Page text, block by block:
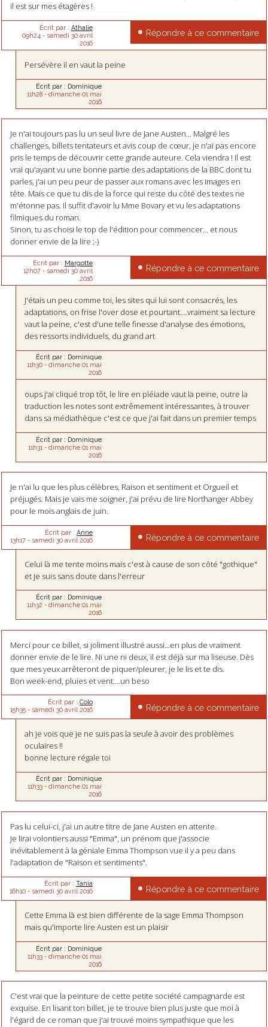
il est sur mes étagères !
Écrit par : Athalie
09h24 - samedi 30 avril
2016
Répondre à ce commentaire
Persévère il en vaut la peine
Écrit par : Dominique
11h28- dimanche 01 mai
2016
Je n'ai toujours pas lu un seul livre de Jane Austen... Malgré les
challenges, billets tentateurs et avis coup de cœur, je n'ai pas encore
pris le temps de découvrir cette grande auteure. Cela viendra ! Il est
vrai qu'ayant vu une bonne partie des adaptations de la BBC dont tu
parles, j'ai un peu peur de passer aux romans avec les images en
tête. Mais ce que tu dis de la force qui reste du côté des textes ne
m'étonne pas. Il suffit d'avoir lu Mme Bovary et vu les adaptations
filmiques du roman.
Sinon, tu as choisi le top de l'édition pour commencer... et nous
donner envie de la lire ;-)
Écrit par : Margotte
12h07- samedi 30 avril
2016
Répondre à ce commentaire
J'étais un peu comme toi, les sites qui lui sont consacrés, les
adaptations, on frise l'over dose et pourtant....vraiment sa lecture
vaut la peine, c'est d'une telle finesse d'analyse des émotions,
des ressorts individuels, du grand art
Écrit par : Dominique
11h30- dimanche 01 mai
2016
oups j'ai cliqué trop tôt, le lire en pléiade vaut la peine, outre la
traduction les notes sont extrêmement intéressantes, à trouver
dans sa médiathèque c'est ce que j'ai fait dans un premier temps
Écrit par : Dominique
11h31 - dimanche 01 mai
2016
Je n'ai lu que les plus célèbres, Raison et sentiment et Orgueil et
préjugés. Mais je vais me soigner, j'ai prévu de lire Northanger Abbey
pour le mois anglais de juin.
Écrit par : Anne
13h17- samedi 30 avril 2016 Répondre à ce commentaire
Celui là me tente moins mais c'est à cause de son côté "gothique"
et je suis sans doute dans l'erreur
Écrit par : Dominique
11h32 - dimanche 01 mai
2016
Merci pour ce billet, si joliment illustré aussi...en plus de vraiment
donner envie de le lire. Ni une ni deux, il est déjà sur ma liseuse. Dès
que mes yeux arrêteront de piquer/pleurer, je le lis et te dis.
Bon week-end, pluies et vent....un beso
Écrit par : Colo
15h35- samedi 30 avril 2016 Répondre à ce commentaire
ah je vois que je ne suis pas la seule à avoir des problèmes
oculaires !!
bonne lecture régale toi
Écrit par : Dominique
11h33- dimanche 01 mai
2016
Pas lu celui-ci, j'ai un autre titre de Jane Austen en attente.
Je lirai volontiers aussi "Emma", un prénom que j'associe
inévitablement à la géniale Emma Thompson vue il y a peu dans
l'adaptation de "Raison et sentiments".
Écrit par : Tania
16h10- samedi 30 avril 2016 Répondre à ce commentaire
Cette Emma là est bien différente de la sage Emma Thompson
mais qu'importe lire Austen est un plaisir
Écrit par : Dominique
11h33- dimanche 01 mai
2016
C'est vrai que la peinture de cette petite société campagnarde est
exquise. En lisant ton billet, je te trouve bien plus juste que moi à
l'égard de ce roman que j'ai trouvé moins sympathique que les